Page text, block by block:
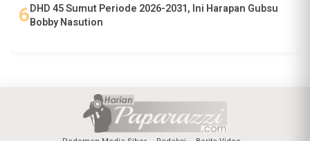
DHD 45 Sumut Periode 2026-2031, Ini Harapan Gubsu
Bobby Nasution